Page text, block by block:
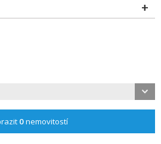
0nemovitostí